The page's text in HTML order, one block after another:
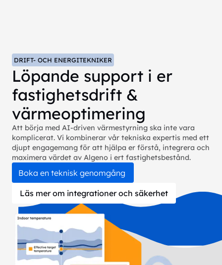
DRIFT- OCH ENERGITEKNIKER
Löpande support i er
fastighetsdrift &
värmeoptimering
Att börja med AI-driven värmestyrning ska inte vara
komplicerat. Vi kombinerar vår tekniska expertis med ett
djupt engagemang för att hjälpa er förstå, integrera och
maximera värdet av Algeno i ert fastighetsbestånd.
Boka en teknisk genomgång
Läs mer om integrationer och säkerhet